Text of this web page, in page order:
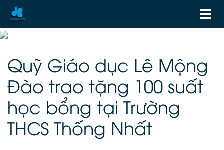
Quỹ Giáo dục Lê Mộng
Đào trao tặng 100 suất
học bổng tại Trường
THCS Thống Nhất